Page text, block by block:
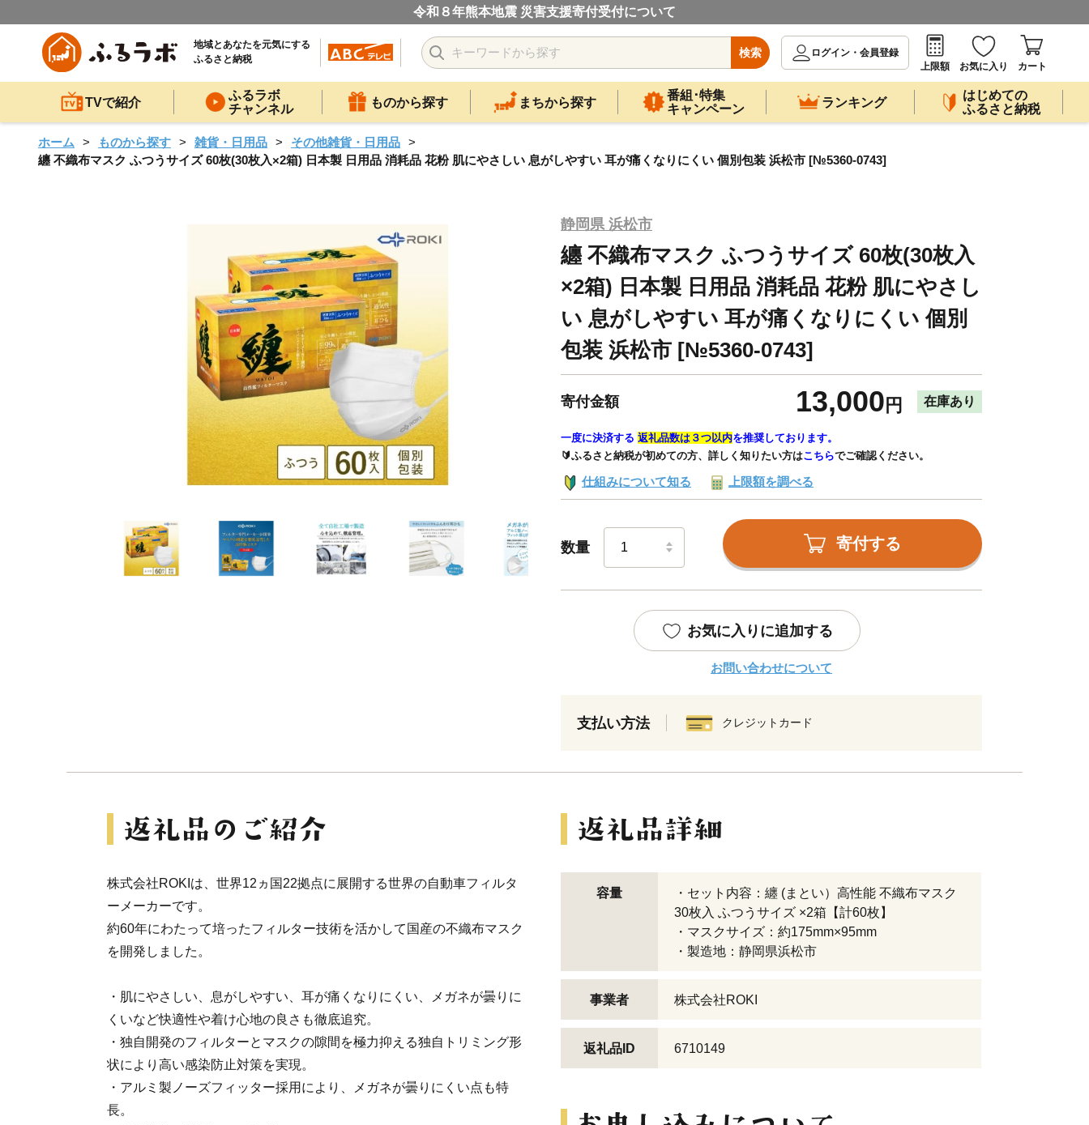
令和８年熊本地震 災害支援寄付受付について
地域とあなたを元気にする
ふるさと納税
検索
ログイン・会員登録
上限額
お気に入り カート
TVで紹介
ふるラボ
チャンネル
ものから探す まちから探す
番組･特集
キャンペーン
ランキング
はじめての
ふるさと納税
ホーム ものから探す 雑貨・日用品
その他雑貨・日用品
纏 不織布マスク ふつうサイズ 60枚(30枚入×2箱) 日本製 日用品 消耗品 花粉 肌にやさしい 息がしやすい 耳が痛くなりにくい 個別包装 浜松市 [№5360-0743]
静岡県 浜松市
纏 不織布マスク ふつうサイズ 60枚(30枚入
×2箱) 日本製 日用品 消耗品 花粉 肌にやさし
い 息がしやすい 耳が痛くなりにくい 個別
包装 浜松市 [№5360-0743]
寄付金額 13,000 円 在庫あり
一度に決済する 返礼品数は３つ以内を推奨しております。
🔰ふるさと納税が初めての方、詳しく知りたい方はこちらでご確認ください。
仕組みについて知る 上限額を調べる
数量 寄付する
お気に入りに追加する
お問い合わせについて
支払い方法 クレジットカード
株式会社ROKIは、世界12ヵ国22拠点に展開する世界の自動車フィルタ
ーメーカーです。
約60年にわたって培ったフィルター技術を活かして国産の不織布マスク
を開発しました。
・肌にやさしい、息がしやすい、耳が痛くなりにくい、メガネが曇りに
くいなど快適性や着け心地の良さも徹底追究。
・独自開発のフィルターとマスクの隙間を極力抑える独自トリミング形
状により高い感染防止対策を実現。
・アルミ製ノーズフィッター採用により、メガネが曇りにくい点も特
長。
容量
・セット内容：纏 (まとい）高性能 不織布マスク
30枚入 ふつうサイズ ×2箱【計60枚】
・マスクサイズ：約175mm×95mm
・製造地：静岡県浜松市
事業者 株式会社ROKI
返礼品ID 6710149